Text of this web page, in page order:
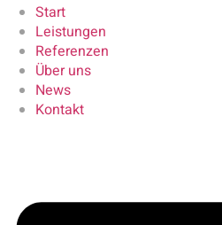
Start
Leistungen
Referenzen
Über uns
News
Kontakt